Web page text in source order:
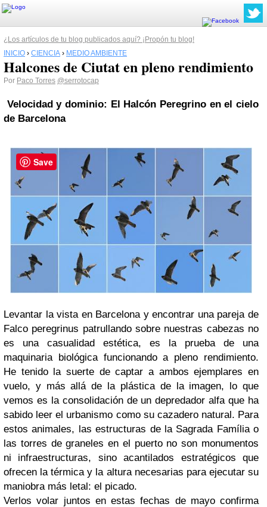
¿Los artículos de tu blog publicados aquí? ¡Propón tu blog!
INICIO › CIENCIA › MEDIO AMBIENTE
Halcones de Ciutat en pleno rendimiento
Por Paco Torres @serrotocap
Velocidad y dominio: El Halcón Peregrino en el cielo
de Barcelona
Levantar la vista en Barcelona y encontrar una pareja de
Falco peregrinus patrullando sobre nuestras cabezas no
es una casualidad estética, es la prueba de una
maquinaria biológica funcionando a pleno rendimiento.
He tenido la suerte de captar a ambos ejemplares en
vuelo, y más allá de la plástica de la imagen, lo que
vemos es la consolidación de un depredador alfa que ha
sabido leer el urbanismo como su cazadero natural. Para
estos animales, las estructuras de la Sagrada Família o
las torres de graneles en el puerto no son monumentos
ni infraestructuras, sino acantilados estratégicos que
ofrecen la térmica y la altura necesarias para ejecutar su
maniobra más letal: el picado.
Verlos volar juntos en estas fechas de mayo confirma
Save